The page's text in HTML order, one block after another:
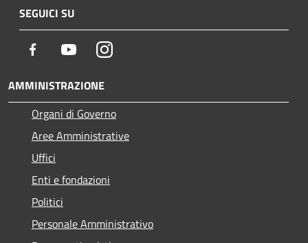
SEGUICI SU
Facebook YoutubeInstagram
AMMINISTRAZIONE
Organi di Governo
Aree Amministrative
Uffici
Enti e fondazioni
Politici
Personale Amministrativo